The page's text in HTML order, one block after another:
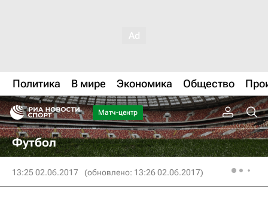
Политика В мире Экономика Общество
Матч-центр
Футбол
13:25 02.06.2017 (обновлено: 13:26 02.06.2017)